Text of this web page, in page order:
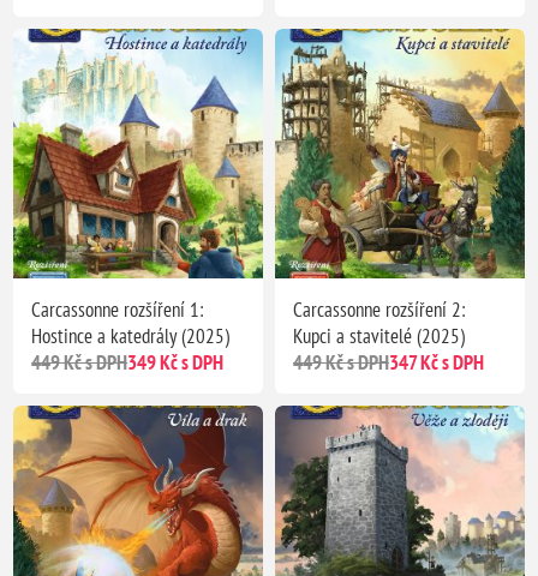
Carcassonne rozšíření 1:
Hostince a katedrály (2025)
449 Kč s DPH349 Kč s DPH
Carcassonne rozšíření 2:
Kupci a stavitelé (2025)
449 Kč s DPH347 Kč s DPH